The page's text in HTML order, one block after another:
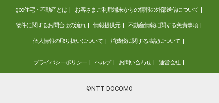
goo住宅・不動産とは お客さまご利用端末からの情報の外部送信について
物件に関するお問合せの流れ 情報提供元 不動産情報に関する免責事項
個人情報の取り扱いについて 消費税に関する表記について
プライバシーポリシー ヘルプ お問い合わせ 運営会社
©NTT DOCOMO